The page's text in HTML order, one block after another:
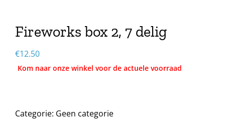
Fireworks box 2, 7 delig
€12.50
Categorie: Geen categorie